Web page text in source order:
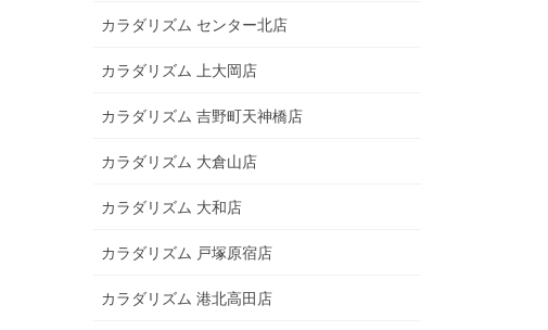
カラダリズム センター北店
カラダリズム 上大岡店
カラダリズム 吉野町天神橋店
カラダリズム 大倉山店
カラダリズム 大和店
カラダリズム 戸塚原宿店
カラダリズム 港北高田店